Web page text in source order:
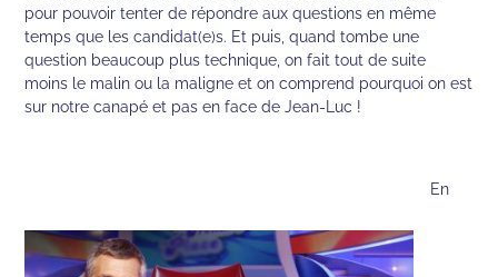
pour pouvoir tenter de répondre aux questions en même
temps que les candidat(e)s. Et puis, quand tombe une
question beaucoup plus technique, on fait tout de suite
moins le malin ou la maligne et on comprend pourquoi on est
sur notre canapé et pas en face de Jean-Luc !
En